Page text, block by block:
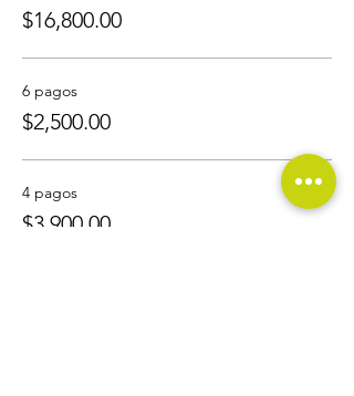
$16,800.00
6 pagos
$2,500.00
4 pagos
$3,900.00